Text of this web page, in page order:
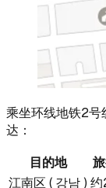
乘坐环线地铁2号
达：
目的地
江南区 ( 강남 ) 约